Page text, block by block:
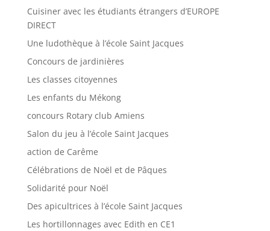
Cuisiner avec les étudiants étrangers d’EUROPE
DIRECT
Une ludothèque à l’école Saint Jacques
Concours de jardinières
Les classes citoyennes
Les enfants du Mékong
concours Rotary club Amiens
Salon du jeu à l’école Saint Jacques
action de Carême
Célébrations de Noël et de Pâques
Solidarité pour Noël
Des apicultrices à l’école Saint Jacques
Les hortillonnages avec Edith en CE1